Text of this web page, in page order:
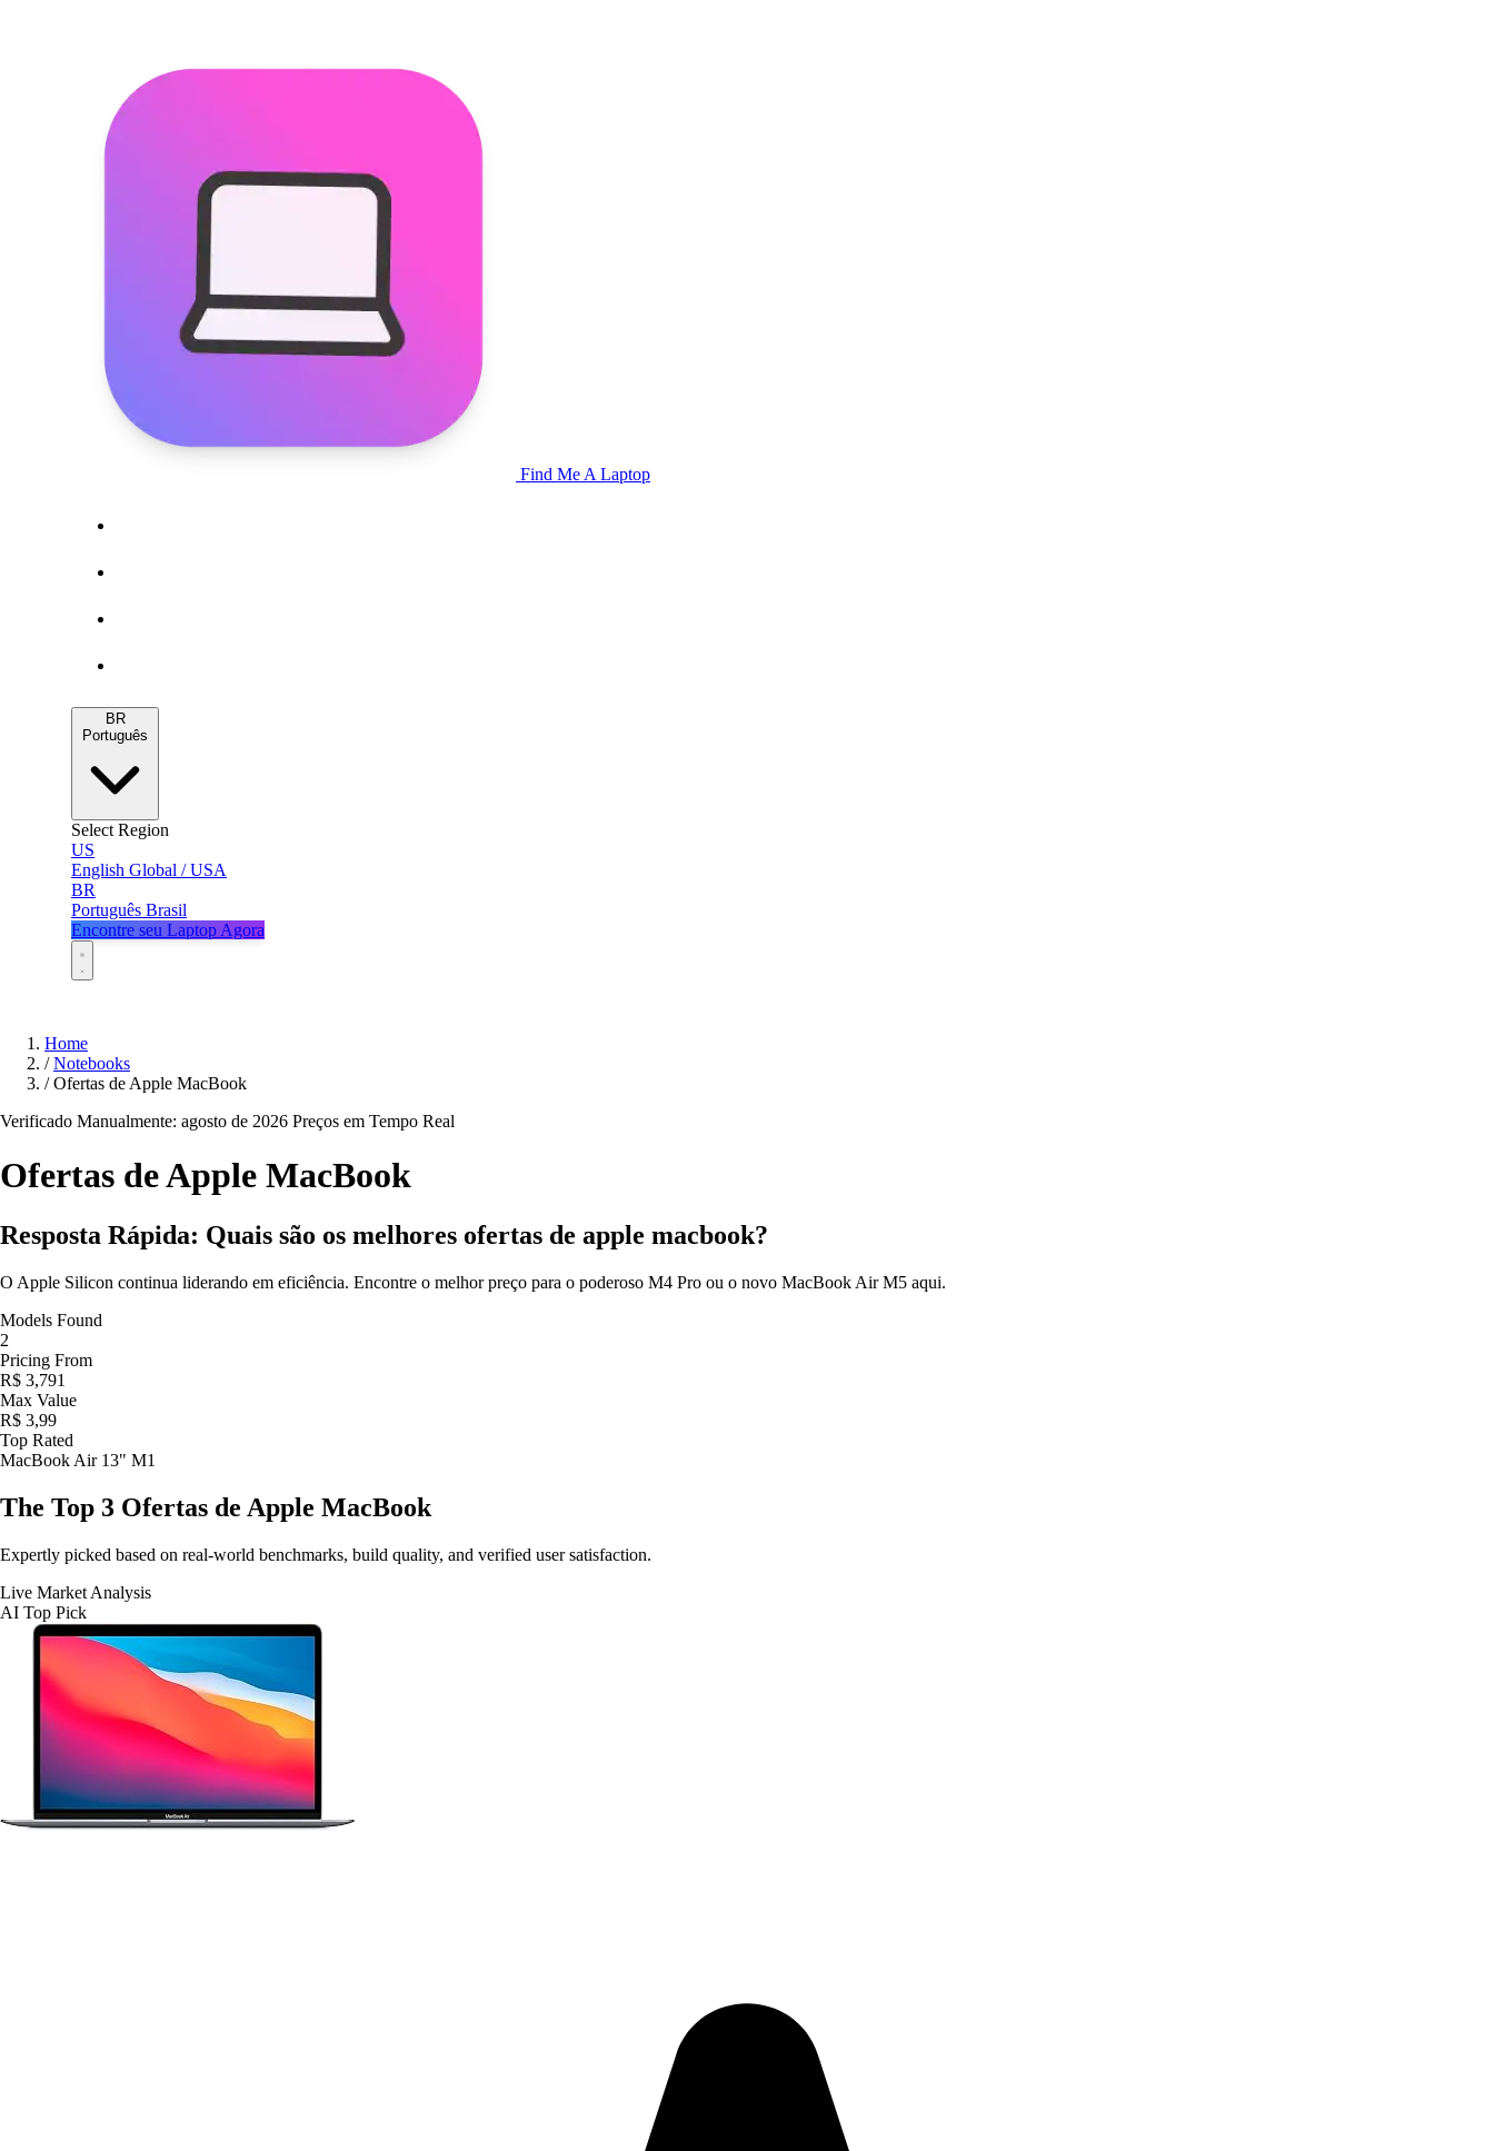
Find Me A Laptop
BR
Português
Select Region
US
English Global / USA
BR
Português Brasil
Encontre seu Laptop Agora
Home
/ Notebooks
/ Ofertas de Apple MacBook
Verificado Manualmente: agosto de 2026 Preços em Tempo Real
Ofertas de Apple MacBook
Resposta Rápida: Quais são os melhores ofertas de apple macbook?
O Apple Silicon continua liderando em eficiência. Encontre o melhor preço para o poderoso M4 Pro ou o novo MacBook Air M5 aqui.
Models Found
2
Pricing From
R$ 3,791
Max Value
R$ 3,99
Top Rated
MacBook Air 13" M1
The Top 3 Ofertas de Apple MacBook
Expertly picked based on real-world benchmarks, build quality, and verified user satisfaction.
Live Market Analysis
AI Top Pick